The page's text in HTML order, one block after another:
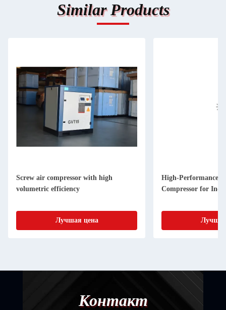
Similar Products
Screw air compressor with high
volumetric efficiency
Лучшая цена
High-Performance
Compressor for
Контакт